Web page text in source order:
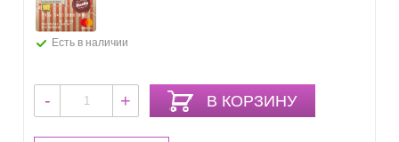
Есть в наличии
- + В КОРЗИНУ